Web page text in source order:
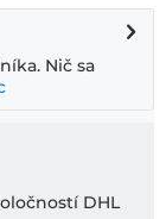
Nič sa
DHL